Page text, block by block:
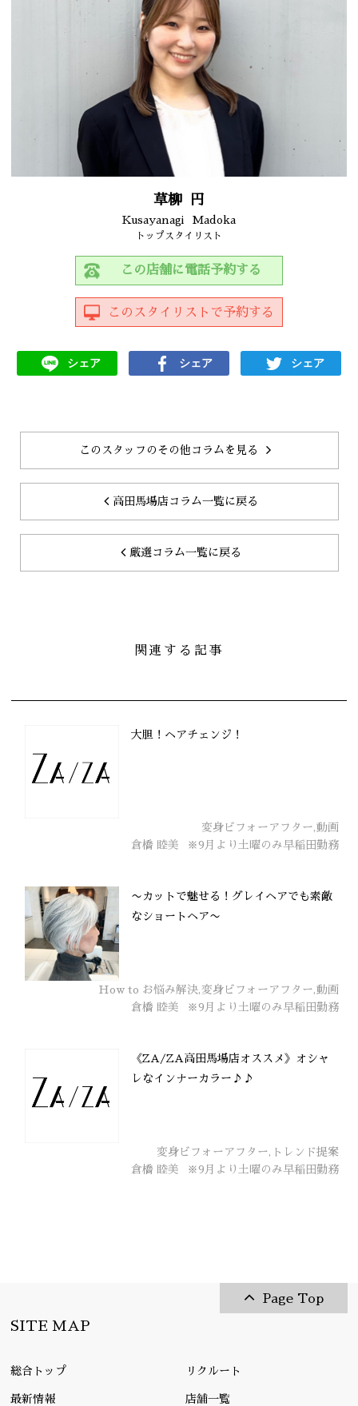
草柳 円
Kusayanagi Madoka
トップスタイリスト
この店舗に電話予約する
このスタイリストで予約する
シェア シェア シェア
このスタッフのその他コラムを見る
高田馬場店コラム一覧に戻る
厳選コラム一覧に戻る
関連する記事
大胆！ヘアチェンジ！
変身ビフォーアフター,動画
倉橋 睦美
※9月より土曜のみ早稲田勤務
〜カットで魅せる！グレイヘアでも素敵
なショートヘア〜
How to お悩み解決,変身ビフォーアフター,動画
倉橋 睦美
※9月より土曜のみ早稲田勤務
《ZA/ZA高田馬場店オススメ》オシャ
レなインナーカラー♪♪
変身ビフォーアフター,トレンド提案
倉橋 睦美
※9月より土曜のみ早稲田勤務
Page Top
SITE MAP
総合トップ リクルート
最新情報 店舗一覧